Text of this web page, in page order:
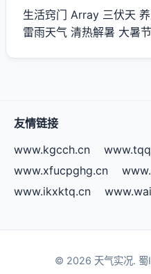
生活窍门 Array 三伏天
雷雨天气 清热解暑 大暑
友情链接
www.kgcch.cn
www.xfucpghg.cn
www.ikxktq.cn
© 2026 天气实况.